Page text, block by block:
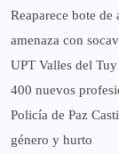
Reaparece bote
amenaza con
UPT Valles del
400 nuevos
‎Policía de Paz
género y hurto